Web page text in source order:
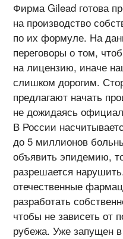
Фирма Gilead готова
на производство
по их формуле. На
переговоры о том,
на лицензию, иначе
слишком дорогим.
предлагают начать
не дожидаясь
В России
до 5 миллионов
объявить эпидемию,
разрешается
отечественные
разработать
чтобы не зависеть от
рубежа. Уже запущен